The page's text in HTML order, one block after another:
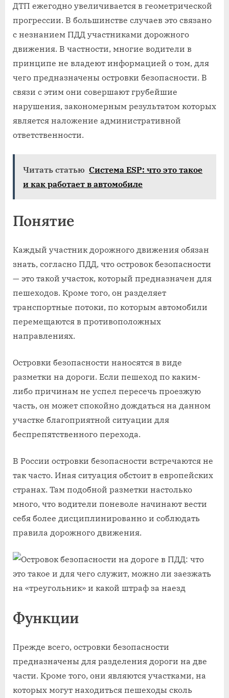
ДТП ежегодно увеличивается в геометрической
прогрессии. В большинстве случаев это связано
с незнанием ПДД участниками дорожного
движения. В частности, многие водители в
принципе не владеют информацией о том, для
чего предназначены островки безопасности. В
связи с этим они совершают грубейшие
нарушения, закономерным результатом которых
является наложение административной
ответственности.
Читать статью Система ESP: что это такое
и как работает в автомобиле
Понятие
Каждый участник дорожного движения обязан
знать, согласно ПДД, что островок безопасности
— это такой участок, который предназначен для
пешеходов. Кроме того, он разделяет
транспортные потоки, по которым автомобили
перемещаются в противоположных
направлениях.
Островки безопасности наносятся в виде
разметки на дороги. Если пешеход по каким-
либо причинам не успел пересечь проезжую
часть, он может спокойно дождаться на данном
участке благоприятной ситуации для
беспрепятственного перехода.
В России островки безопасности встречаются не
так часто. Иная ситуация обстоит в европейских
странах. Там подобной разметки настолько
много, что водители поневоле начинают вести
себя более дисциплинированно и соблюдать
правила дорожного движения.
Функции
Прежде всего, островки безопасности
предназначены для разделения дороги на две
части. Кроме того, они являются участками, на
которых могут находиться пешеходы сколь